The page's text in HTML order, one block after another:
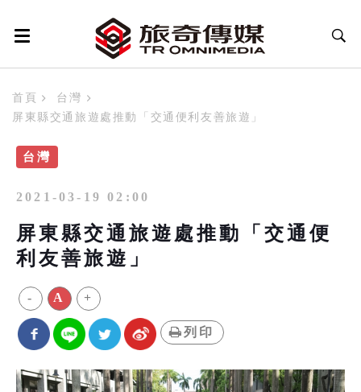
首頁
台灣
屏東縣交通旅遊處推動「交通便利友善旅遊」
台灣
2021-03-19 02:00
屏東縣交通旅遊處推動「交通便
利友善旅遊」
- A +
列印